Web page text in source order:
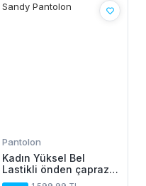
Pantolon
Kadın Yüksel Bel
Lastikli önden çapraz
Detaylı Sandy Pantolon